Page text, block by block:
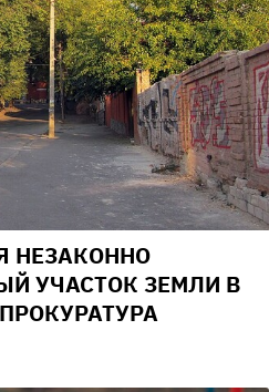
НЕЗАКОННО
УЧАСТОК ЗЕМЛИ В